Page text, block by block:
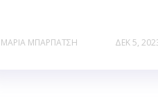
ΜΑΡΊΑ ΜΠΑΡΠΆΤΣΗ ΔΕΚ 5,